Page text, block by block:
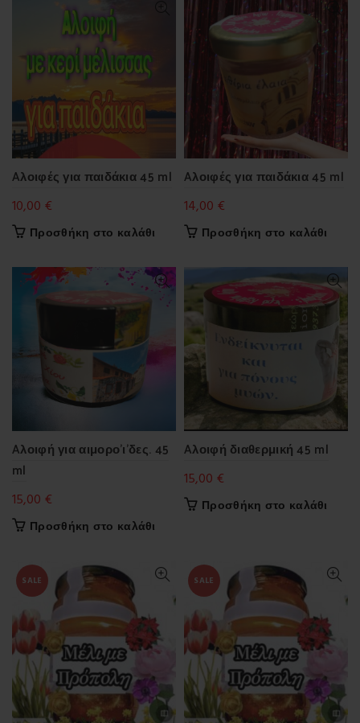
Aλοιφές για παιδάκια 45 ml
10,00 €
Προσθήκη στο καλάθι
Aλοιφές για παιδάκια 45 ml
14,00 €
Προσθήκη στο καλάθι
Aλοιφή για αιμορο’ι’δες. 45
ml
15,00 €
Προσθήκη στο καλάθι
Aλοιφή διαθερμική 45 ml
15,00 €
Προσθήκη στο καλάθι
SALE SALE